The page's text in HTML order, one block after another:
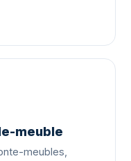
meuble
meubles,